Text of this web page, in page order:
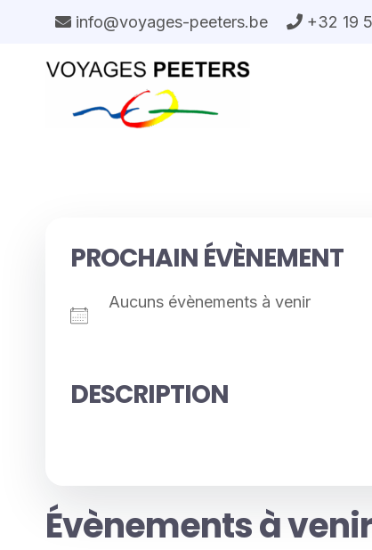
contenu
info@voyages-peeters.be +32 19
PROCHAIN ÉVÈNEMENT
Aucuns évènements à venir
DESCRIPTION
Évènements à venir